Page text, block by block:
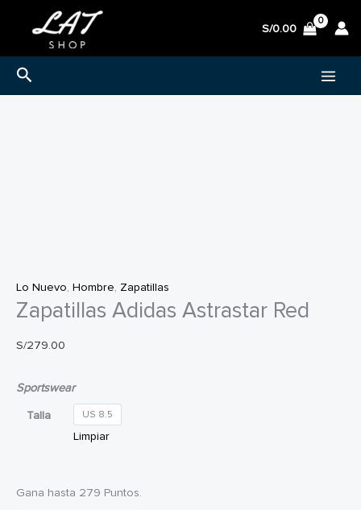
contenido
S/0.00
Buscar
Lo Nuevo, Hombre, Zapatillas
Zapatillas Adidas Astrastar Red
S/279.00
Sportswear
Talla
US 8.5
Limpiar
Gana hasta 279 Puntos.